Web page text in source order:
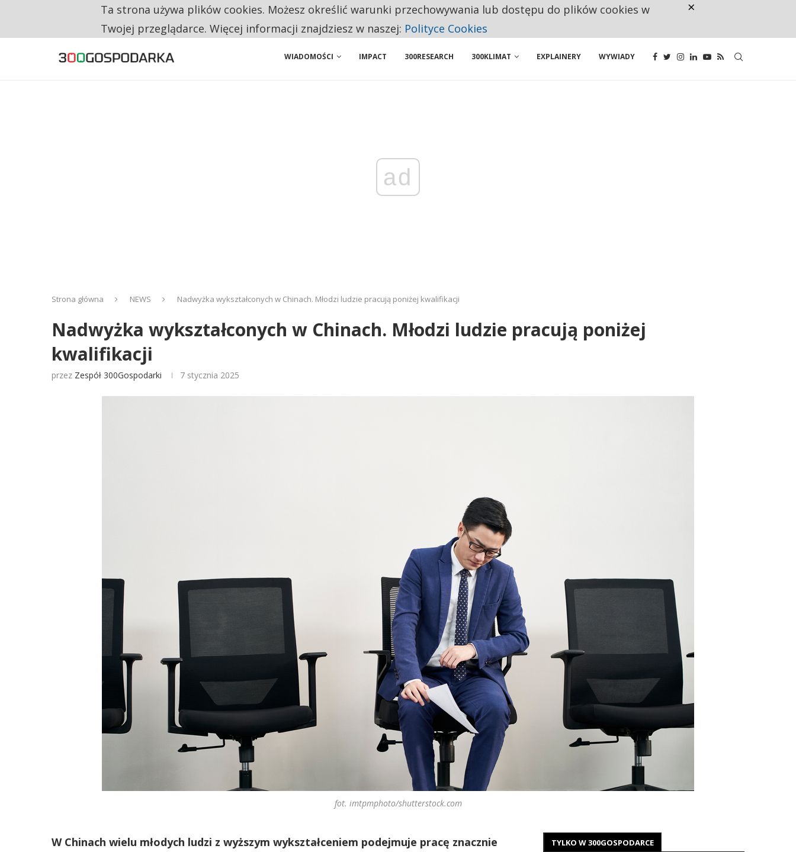
CO TRZECIĄ ZŁOTÓWKĘ Z EMERYTURY SENIORZY PRZEZNACZAJĄ NA PODSTAWOWE ZAKUPY
WIADOMOŚCI IMPACT 300RESEARCH 300KLIMAT EXPLAINERY WYWIADY
ad
Strona główna NEWS Nadwyżka wykształconych w Chinach. Młodzi ludzie pracują poniżej kwalifikacji
Nadwyżka wykształconych w Chinach. Młodzi ludzie pracują poniżej
kwalifikacji
przez Zespół 300Gospodarki 7 stycznia 2025
fot. imtpmphoto/shutterstock.com
W Chinach wielu młodych ludzi z wyższym wykształceniem podejmuje pracę znacznie
TYLKO W 300GOSPODARCE
Ta strona używa plików cookies. Możesz określić warunki przechowywania lub dostępu do plików cookies w
Twojej przeglądarce. Więcej informacji znajdziesz w naszej: Polityce Cookies
×